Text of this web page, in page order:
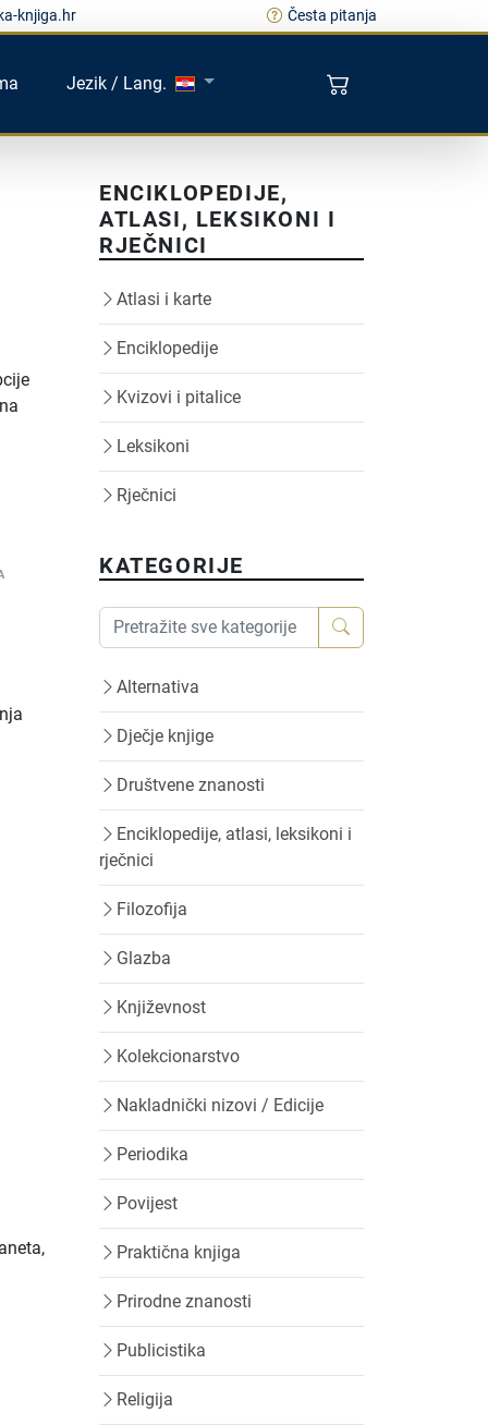
knjiga.hr Česta pitanja
Jezik / Lang.
ENCIKLOPEDIJE,
ATLASI, LEKSIKONI I
RJEČNICI
Atlasi i karte
Enciklopedije
Kvizovi i pitalice
Leksikoni
Rječnici
KATEGORIJE
Alternativa
Dječje knjige
Društvene znanosti
Enciklopedije, atlasi, leksikoni i
rječnici
Filozofija
Glazba
Književnost
Kolekcionarstvo
Nakladnički nizovi / Edicije
Periodika
Povijest
Praktična knjiga
Prirodne znanosti
Publicistika
Religija